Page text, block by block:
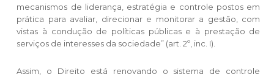
mecanismos de liderança, estratégia e controle postos em
prática para avaliar, direcionar e monitorar a gestão, com
vistas à condução de políticas públicas e à prestação de
serviços de interesses da sociedade” (art. 2º, inc. I).
Assim, o Direito está renovando o sistema de controle